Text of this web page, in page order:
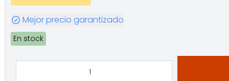
Mejor precio garantizado
En stock